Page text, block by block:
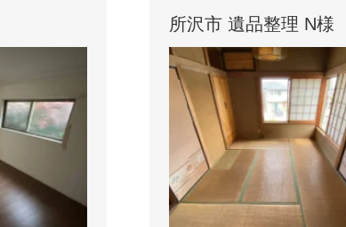
所沢市 遺品整理 N様